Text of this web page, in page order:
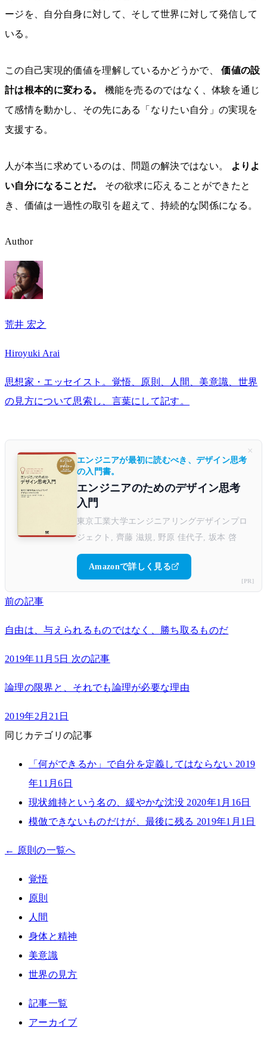
ージを、自分自身に対して、そして世界に対して発信して
いる。
この自己実現的価値を理解しているかどうかで、価値の設
計は根本的に変わる。
機能を売るのではなく、体験を通じ
て感情を動かし、その先にある「なりたい自分」の実現を
支援する。
人が本当に求めているのは、問題の解決ではない。
よりよ
い自分になることだ。
その欲求に応えることができたと
き、価値は一過性の取引を超えて、持続的な関係になる。
Author
荒井 宏之
Hiroyuki Arai
思想家・エッセイスト。覚悟、原則、人間、美意識、世界
の見方について思索し、言葉にして記す。
[PR]
×
エンジニアが最初に読むべき、デザイン思考
の入門書。
エンジニアのためのデザイン思考
入門
東京工業大学エンジニアリングデザインプロ
ジェクト, 齊藤 滋規, 野原 佳代子, 坂本 啓
Amazonで詳しく見る
前の記事
自由は、与えられるものではなく、勝ち取るものだ
2019年11月5日 次の記事
論理の限界と、それでも論理が必要な理由
2019年2月21日
同じカテゴリの記事
「何ができるか」で自分を定義してはならない 2019
年11月6日
現状維持という名の、緩やかな沈没 2020年1月16日
模倣できないものだけが、最後に残る 2019年1月1日
← 原則の一覧へ
覚悟
原則
人間
身体と精神
美意識
世界の見方
記事一覧
アーカイブ